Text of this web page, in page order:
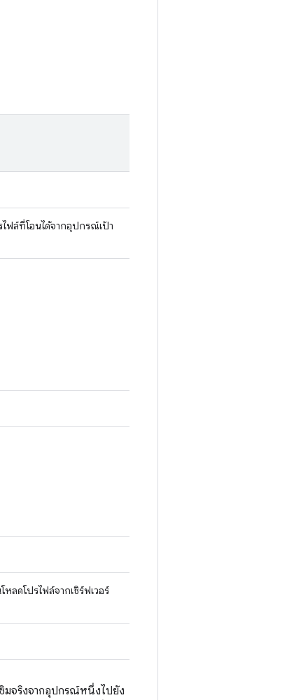
ฟล์ที่โอนได้จากอุปกรณ์เป้า
ลดโปรไฟล์จากเซิร์ฟเวอร์
มจริงจากอุปกรณ์หนึ่งไปยัง